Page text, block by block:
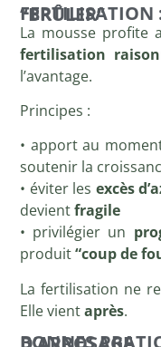
FERTILISATION : RELANCER SANS “BRÛLER”
La mousse profite
fertilisation
l’avantage.
Principes :
• apport au
soutenir la
• éviter les excès
devientfragile
• privilégier un
produit“coup de
La fertilisation ne
Elle vientaprès.